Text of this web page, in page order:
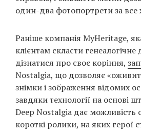
один-два фотопортрети за все
Раніше компанія MyHeritage,
клієнтам скласти генеалогічне
дізнатися про своє коріння,
Nostalgia, що дозволяє
знімки і зображення відомих
завдяки технології на основі
Deep Nostalgia дає можливість
короткі ролики, на яких герої